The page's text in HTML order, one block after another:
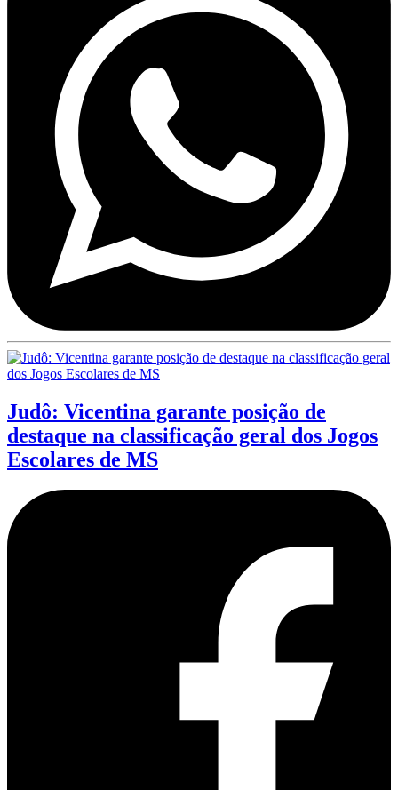
Judô: Vicentina garante posição de
destaque na classificação geral dos Jogos
Escolares de MS